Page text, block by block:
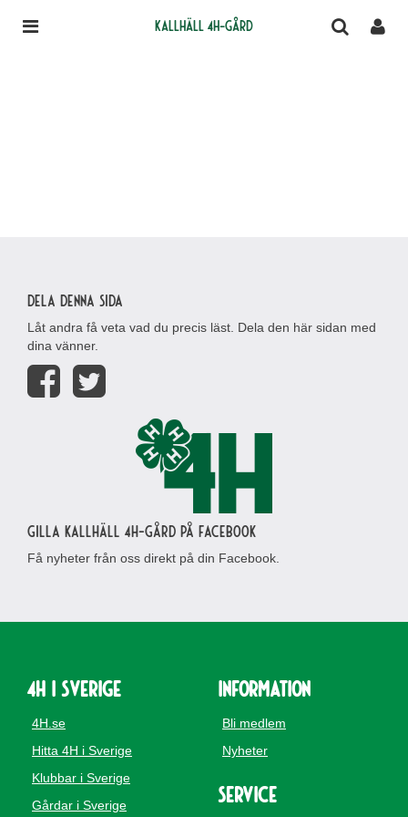
Kallhäll 4H-gård
Dela denna sida
Låt andra få veta vad du precis läst. Dela den här sidan med
dina vänner.
Gilla Kallhäll 4H-gård på Facebook
Få nyheter från oss direkt på din Facebook.
4H i Sverige
4H.se
Hitta 4H i Sverige
Klubbar i Sverige
Gårdar i Sverige
Information
Bli medlem
Nyheter
Service